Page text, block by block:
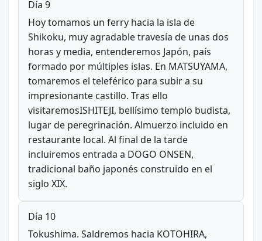
Día 9
Hoy tomamos un ferry hacia la isla de
Shikoku, muy agradable travesía de unas dos
horas y media, entenderemos Japón, país
formado por múltiples islas. En MATSUYAMA,
tomaremos el teleférico para subir a su
impresionante castillo. Tras ello
visitaremosISHITEJI, bellísimo templo budista,
lugar de peregrinación. Almuerzo incluido en
restaurante local. Al final de la tarde
incluiremos entrada a DOGO ONSEN,
tradicional baño japonés construido en el
siglo XIX.
Día 10
Tokushima. Saldremos hacia KOTOHIRA,